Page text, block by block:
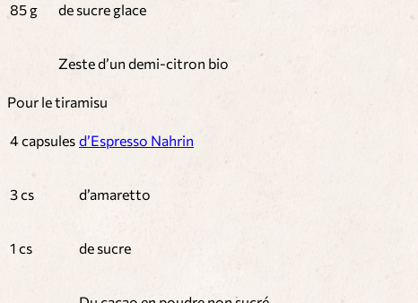
85 g de sucre glace
Zeste d’un demi-citron bio
Pour le tiramisu
4 capsules d’Espresso Nahrin
3 cs d’amaretto
1 cs de sucre